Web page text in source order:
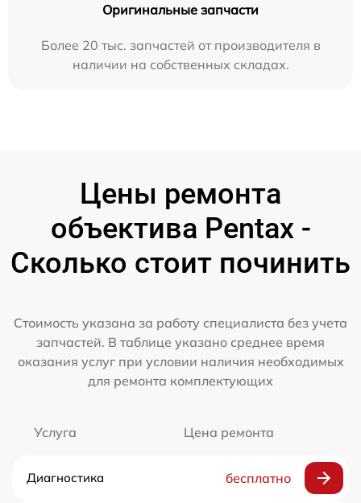
Оригинальные запчасти
Более 20 тыс. запчастей от производителя в
наличии на собственных складах.
Цены ремонта
объектива Pentax -
Сколько стоит починить
Стоимость указана за работу специалиста без учета
запчастей. В таблице указано среднее время
оказания услуг при условии наличия необходимых
для ремонта комплектующих
Услуга Цена ремонта
Диагностика бесплатно